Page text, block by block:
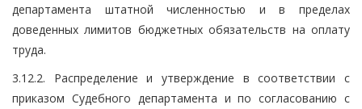
департамента штатной численностью и в пределах
доведенных лимитов бюджетных обязательств на оплату
труда.
3.12.2. Распределение и утверждение в соответствии с
приказом Судебного департамента и по согласованию с